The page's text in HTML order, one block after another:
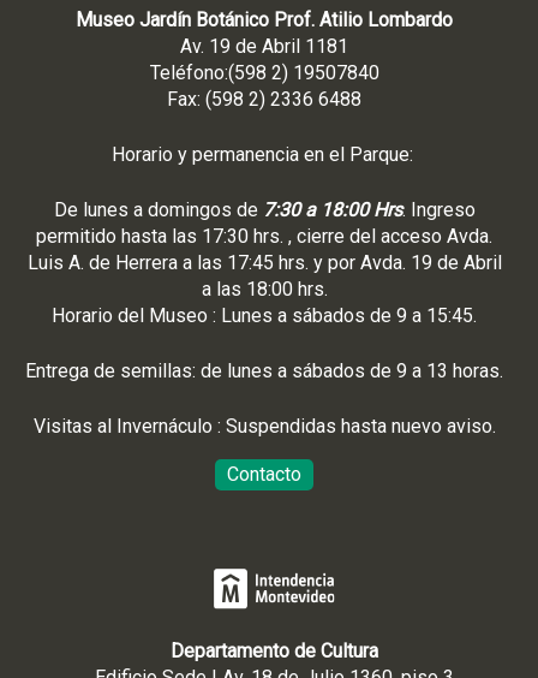
Museo Jardín Botánico Prof. Atilio Lombardo
Av. 19 de Abril 1181
Teléfono:(598 2) 19507840
Fax: (598 2) 2336 6488
Horario y permanencia en el Parque:
De lunes a domingos de 7:30 a 18:00 Hrs. Ingreso
permitido hasta las 17:30 hrs. , cierre del acceso Avda.
Luis A. de Herrera a las 17:45 hrs. y por Avda. 19 de Abril
a las 18:00 hrs.
Horario del Museo : Lunes a sábados de 9 a 15:45.
Entrega de semillas: de lunes a sábados de 9 a 13 horas.
Visitas al Invernáculo : Suspendidas hasta nuevo aviso.
Contacto
Departamento de Cultura